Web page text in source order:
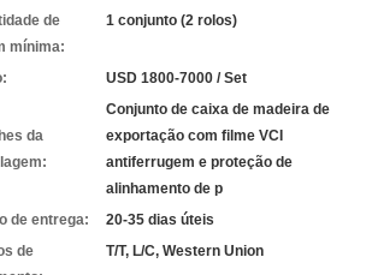
de
mínima:
1 conjunto (2 rolos)
USD 1800-7000 / Set
da
Conjunto de caixa de madeira de
exportação com filme VCI
antiferrugem e proteção de
alinhamento de p
de entrega:
20-35 dias úteis
de
T/T, L/C, Western Union